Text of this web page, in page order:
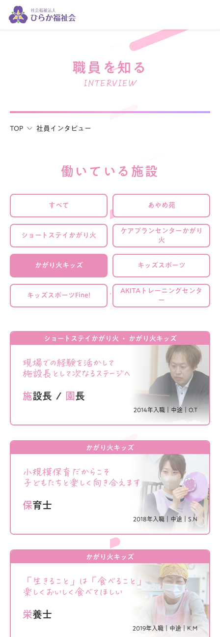
職員を知る
INTERVIEW
TOP 社員インタビュー
働いている施設
すべて あやめ苑
ショートステイかがり火
ケアプランセンターかがり
火
かがり火キッズ キッズスポーツ
キッズスポーツFine!
AKITAトレーニングセンタ
ー
ショートステイかがり火 ・ かがり火キッズ
現場での経験を活かして
施設長として次なるステージへ
施設長 / 園長
2014年入職｜ 中途｜ O.T
かがり火キッズ
小規模保育だからこそ
子どもたちと楽しく向き合えます
保育士
2018年入職｜ 中途｜ S.N
かがり火キッズ
「生きること」は「食べること」
楽しくおいしく食べてほしい
栄養士
2019年入職｜ 中途｜ K.M